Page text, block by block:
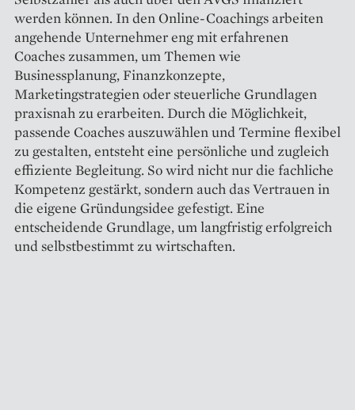
werden können. In den Online-Coachings arbeiten
angehende Unternehmer eng mit erfahrenen
Coaches zusammen, um Themen wie
Businessplanung, Finanzkonzepte,
Marketingstrategien oder steuerliche Grundlagen
praxisnah zu erarbeiten. Durch die Möglichkeit,
passende Coaches auszuwählen und Termine flexibel
zu gestalten, entsteht eine persönliche und zugleich
effiziente Begleitung. So wird nicht nur die fachliche
Kompetenz gestärkt, sondern auch das Vertrauen in
die eigene Gründungsidee gefestigt. Eine
entscheidende Grundlage, um langfristig erfolgreich
und selbstbestimmt zu wirtschaften.